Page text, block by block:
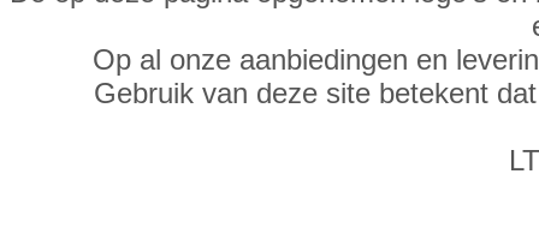
Op al onze aanbiedingen en
Gebruik van deze site betekent